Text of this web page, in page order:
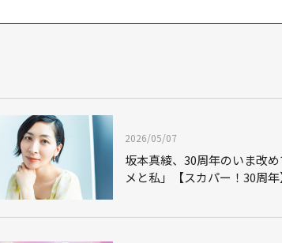
2026/05/07
坂本真綾、30周年のいま改
メと私」【スカパー！30周年